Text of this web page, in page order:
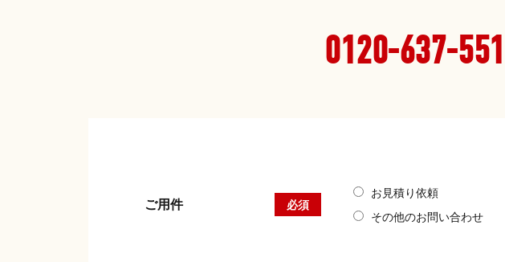
0120-637-551
必須
ご用件
お見積り依頼
その他のお問い合わせ